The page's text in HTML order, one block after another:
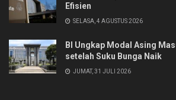
Efisien
SELASA, 4 AGUSTUS 2026
BI Ungkap Modal Asing
setelah Suku Bunga Naik
JUMAT, 31 JULI 2026